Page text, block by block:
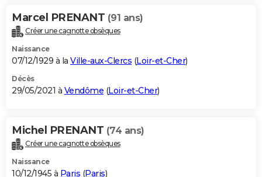
Marcel PRENANT (91 ans)
Créer une cagnotte obsèques
Naissance
07/12/1929 à la Ville-aux-Clercs (Loir-et-Cher)
Décès
29/05/2021 à Vendôme (Loir-et-Cher)
Michel PRENANT (74 ans)
Créer une cagnotte obsèques
Naissance
10/12/1945 à Paris (Paris)